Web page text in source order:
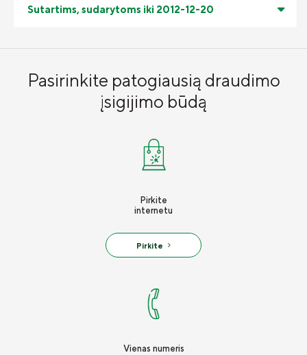
Sutartims, sudarytoms iki 2012-12-20
Pasirinkite patogiausią draudimo
įsigijimo būdą
Pirkite
internetu
Pirkite
Vienas numeris